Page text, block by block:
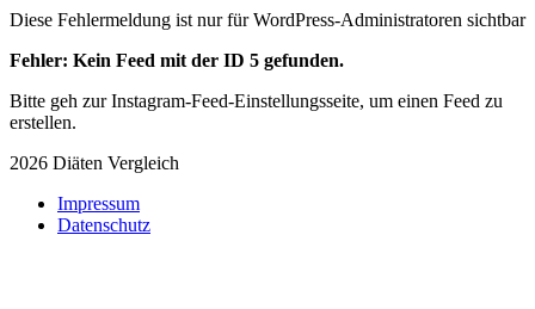
Diese Fehlermeldung ist nur für WordPress-Administratoren sichtbar
Fehler: Kein Feed mit der ID 5 gefunden.
Bitte geh zur Instagram-Feed-Einstellungsseite, um einen Feed zu
erstellen.
2026 Diäten Vergleich
Impressum
Datenschutz